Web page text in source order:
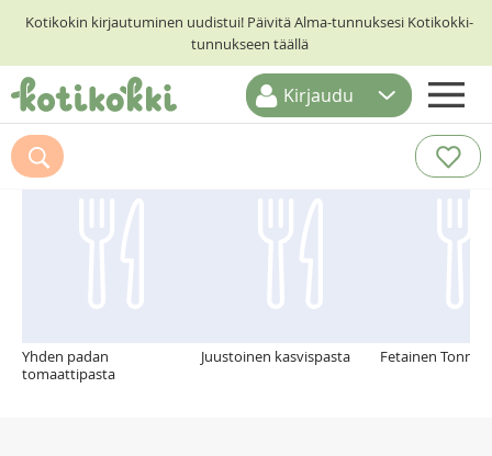
Kotikokin kirjautuminen uudistui! Päivitä Alma-tunnuksesi Kotikokki-
tunnukseen täällä
ETUSIVU
RESEPTIHAKU
Kirjaudu
Suosittelemme myös
Yhden padan
tomaattipasta
Juustoinen kasvispasta Fetainen